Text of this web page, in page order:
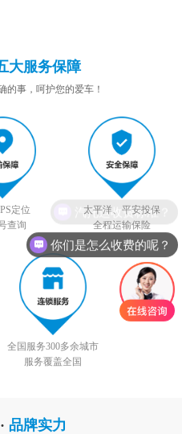
大服务保障
的事，呵护您的爱车！
定位
查询
太平洋、平安投保
全程运输保险
全国服务300多余城市
服务覆盖全国
品牌实力
你们是怎么收费的呢？